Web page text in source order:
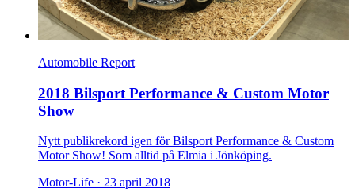
Automobile Report
2018 Bilsport Performance & Custom Motor
Show
Nytt publikrekord igen för Bilsport Performance & Custom
Motor Show! Som alltid på Elmia i Jönköping.
Motor-Life · 23 april 2018